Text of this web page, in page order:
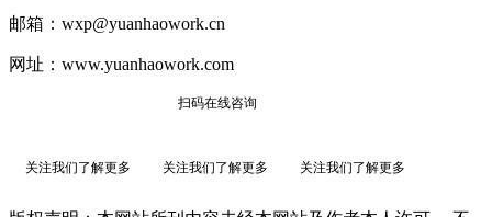
邮箱：wxp@yuanhaowork.cn
网址：www.yuanhaowork.com
扫码在线咨询
关注我们了解更多 关注我们了解更多 关注我们了解更多